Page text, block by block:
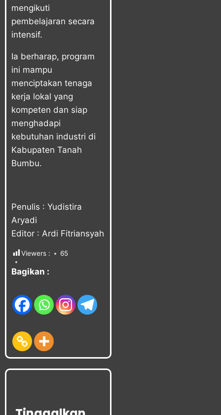
mengikuti
pembelajaran secara
intensif.
Ia berharap, program
ini mampu
menciptakan tenaga
kerja lokal yang
kompeten dan siap
menghadapi
kebutuhan industri di
Kabupaten Tanah
Bumbu.
Penulis : Yudistira
Aryadi
Editor : Ardi Fitriansyah
Viewers : 65
Bagikan :